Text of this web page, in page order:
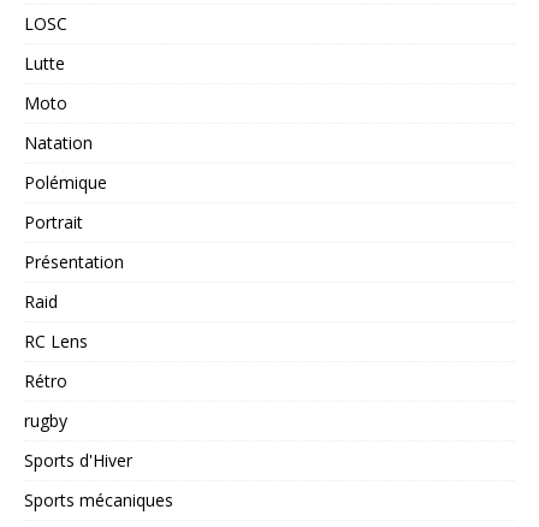
LOSC
Lutte
Moto
Natation
Polémique
Portrait
Présentation
Raid
RC Lens
Rétro
rugby
Sports d'Hiver
Sports mécaniques